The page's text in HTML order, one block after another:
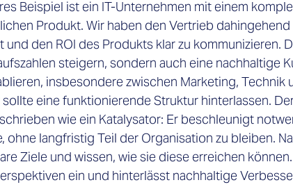
Beispiel ist ein IT-Unternehmen mit einem
Produkt. Wir haben den Vertrieb
und den ROI des Produkts klar zu kommunizieren.
steigern, sondern auch eine nachhaltige
insbesondere zwischen Marketing, Technik
sollte eine funktionierende Struktur hinterlassen.
wie ein Katalysator: Er beschleunigt
ohne langfristig Teil der Organisation zu bleiben.
Ziele und wissen, wie sie diese erreichen
ein und hinterlässt nachhaltige